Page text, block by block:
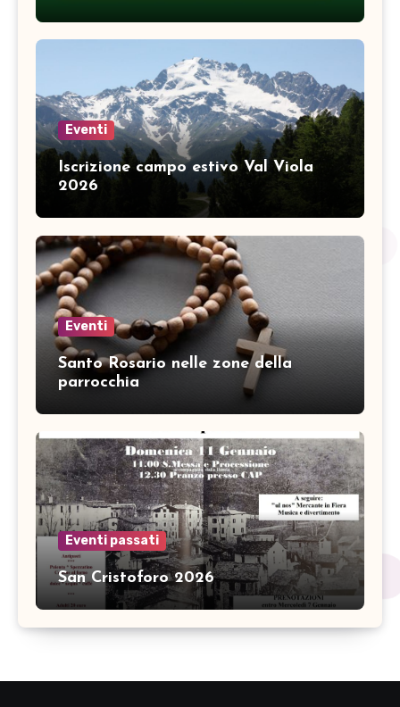
Eventi
Iscrizione campo estivo Val Viola
2026
Eventi
Santo Rosario nelle zone della
parrocchia
Eventi passati
San Cristoforo 2026